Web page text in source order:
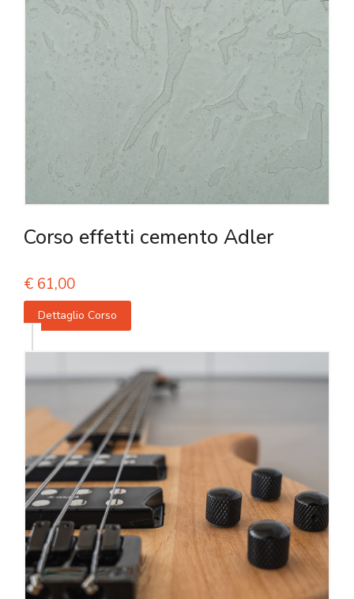
Corso effetti cemento Adler
€ 61,00
Dettaglio Corso